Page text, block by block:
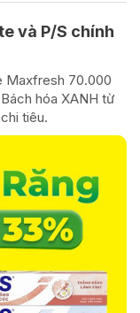
và P/S chính
Maxfresh 70.000
hóa XANH từ
tiêu.